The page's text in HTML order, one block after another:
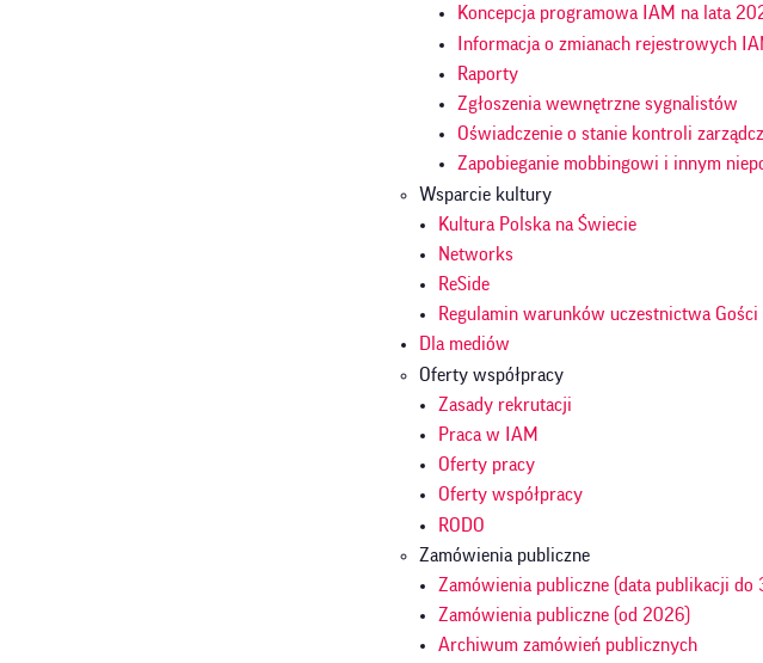
Koncepcja programowa IAM na lata
Informacja o zmianach rejestrowych
Raporty
Zgłoszenia wewnętrzne sygnalistów
Oświadczenie o stanie kontroli
Zapobieganie mobbingowi i innym
Wsparcie kultury
Kultura Polska na Świecie
Networks
ReSide
Regulamin warunków uczestnictwa
Dla mediów
Oferty współpracy
Zasady rekrutacji
Praca w IAM
Oferty pracy
Oferty współpracy
RODO
Zamówienia publiczne
Zamówienia publiczne (data publikacji do
Zamówienia publiczne (od 2026)
Archiwum zamówień publicznych